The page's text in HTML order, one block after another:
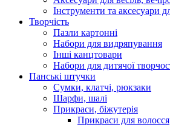
Інструменти та аксесуари
Творчість
Пазли картонні
Набори для видряпування
Інші канцтовари
Набори для дитячої
Панські штучки
Сумки, клатчі, рюкзаки
Шарфи, шалі
Прикраси, біжутерія
Прикраси для волосся